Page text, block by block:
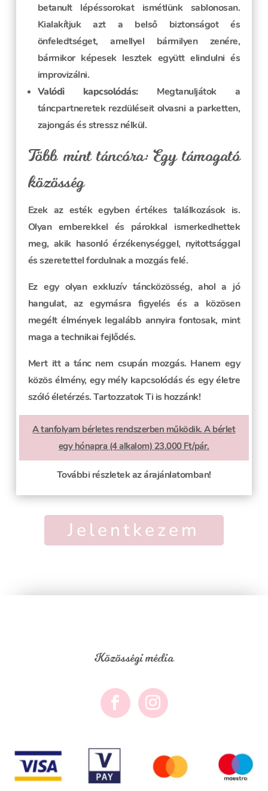
betanult lépéssorokat ismétlünk sablonosan.
Kialakítjuk azt a belső biztonságot és
önfeledtséget, amellyel bármilyen zenére,
bármikor képesek lesztek együtt elindulni és
improvizálni.
Valódi kapcsolódás:Megtanuljátok a
táncpartneretek rezdüléseit olvasni a parketten,
zajongás és stressz nélkül.
Több mint táncóra: Egy támogató
közösség
Ezek az esték egyben értékes találkozások is.
Olyan emberekkel és párokkal ismerkedhettek
meg, akik hasonló érzékenységgel, nyitottsággal
és szeretettel fordulnak a mozgás felé.
Ez egy olyan exkluzív táncközösség, ahol a jó
hangulat, az egymásra figyelés és a közösen
megélt élmények legalább annyira fontosak, mint
maga a technikai fejlődés.
Mert itt a tánc nem csupán mozgás. Hanem egy
közös élmény, egy mély kapcsolódás és egy életre
szóló életérzés. Tartozzatok Ti is hozzánk!
A tanfolyam bérletes rendszerben működik. A bérlet
egy hónapra (4 alkalom) 23.000 Ft/pár.
További részletek az árajánlatomban!
Jelentkezem
Közösségi média